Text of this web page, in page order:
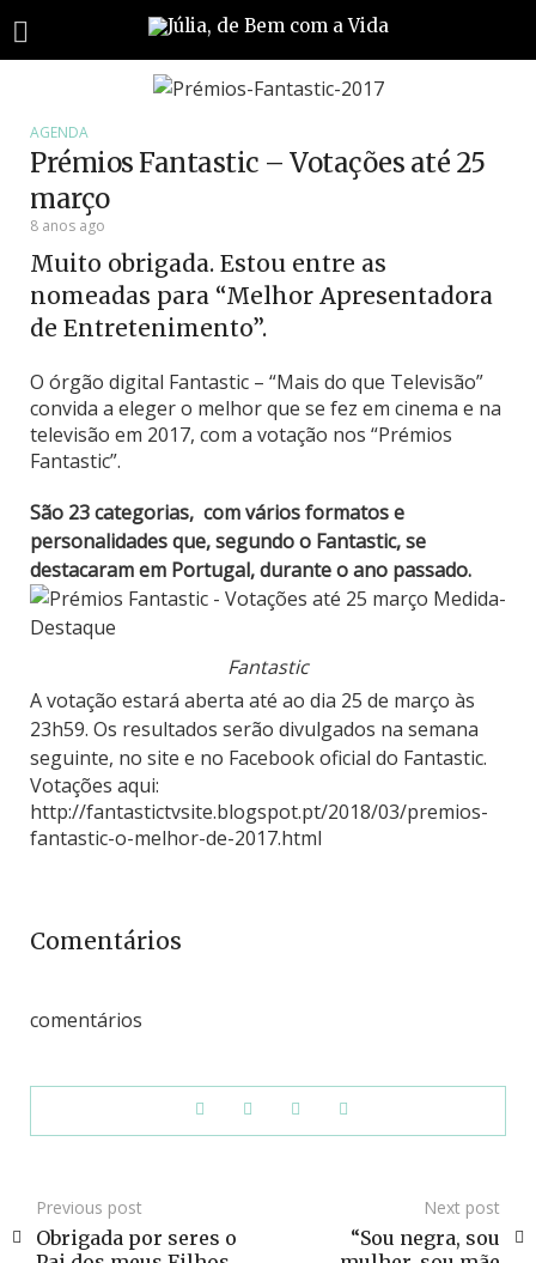
AGENDA
Prémios Fantastic – Votações até 25
março
8 anos ago
Muito obrigada. Estou entre as
nomeadas para “Melhor Apresentadora
de Entretenimento”.
O órgão digital Fantastic – “Mais do que Televisão”
convida a eleger o melhor que se fez em cinema e na
televisão em 2017, com a votação nos “Prémios
Fantastic”.
São 23 categorias, com vários formatos e
personalidades que, segundo o Fantastic, se
destacaram em Portugal, durante o ano passado.
Fantastic
A votação estará aberta até ao dia 25 de março às
23h59. Os resultados serão divulgados na semana
seguinte, no site e no Facebook oficial do Fantastic.
Votações aqui:
http://fantastictvsite.blogspot.pt/2018/03/premios-
fantastic-o-melhor-de-2017.html
Comentários
comentários
Previous post
Obrigada por seres o
Next post
“Sou negra, sou